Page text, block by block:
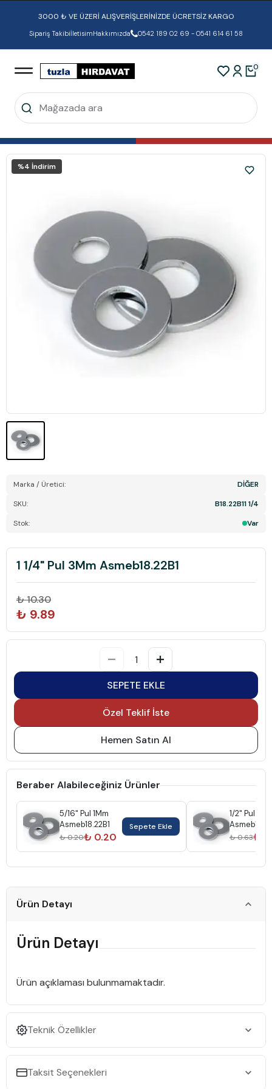
3000 ₺ VE ÜZERİ ALIŞVERİŞLERİNİZDE ÜCRETSİZ KARGO
Sipariş TakibiİletisimHakkımızda 0542 189 02 69 - 0541 614 61 58
0
%4 İndirim
Marka / Üretici:
DİĞER
SKU:
B18.22B11 1/4
Stok:
Var
1 1/4" Pul 3Mm Asmeb18.22B1
₺ 10.30
₺ 9.89
SEPETE EKLE
Özel Teklif İste
Hemen Satın Al
Beraber Alabileceğiniz Ürünler
5/16" Pul 1Mm
Asmeb18.22B1
₺ 0.20₺ 0.20
Sepete Ekle
1/2" Pul 1Mm
₺ 0.63₺
Ürün Detayı
Ürün Detayı
Ürün açıklaması bulunmamaktadır.
Teknik Özellikler
Taksit Seçenekleri